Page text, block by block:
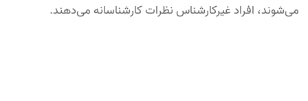
می‌شوند، افراد غیرکارشناس نظرات کارشناسانه می‌دهند.